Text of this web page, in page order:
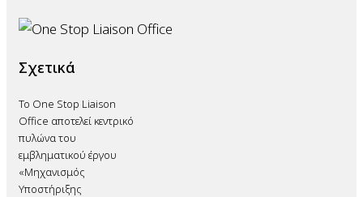
Σχετικά
Το One Stop Liaison
Office αποτελεί κεντρικό
πυλώνα του
εμβληματικού έργου
«Μηχανισμός
Υποστήριξης